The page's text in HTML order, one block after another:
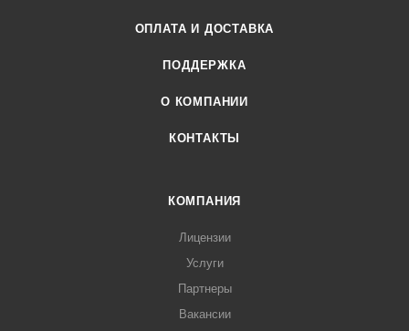
ОПЛАТА И ДОСТАВКА
ПОДДЕРЖКА
О КОМПАНИИ
КОНТАКТЫ
КОМПАНИЯ
Лицензии
Услуги
Партнеры
Вакансии